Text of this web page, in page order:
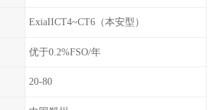
ExiaIICT4~CT6（本安型）
优于0.2%FSO/年
20-80